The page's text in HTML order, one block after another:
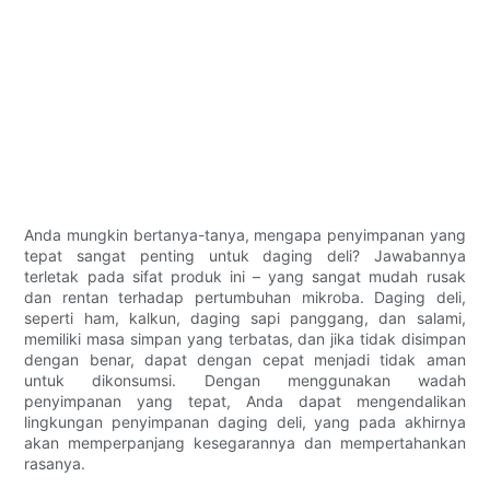
Anda mungkin bertanya-tanya, mengapa penyimpanan yang
tepat sangat penting untuk daging deli? Jawabannya
terletak pada sifat produk ini – yang sangat mudah rusak
dan rentan terhadap pertumbuhan mikroba. Daging deli,
seperti ham, kalkun, daging sapi panggang, dan salami,
memiliki masa simpan yang terbatas, dan jika tidak disimpan
dengan benar, dapat dengan cepat menjadi tidak aman
untuk dikonsumsi. Dengan menggunakan wadah
penyimpanan yang tepat, Anda dapat mengendalikan
lingkungan penyimpanan daging deli, yang pada akhirnya
akan memperpanjang kesegarannya dan mempertahankan
rasanya.